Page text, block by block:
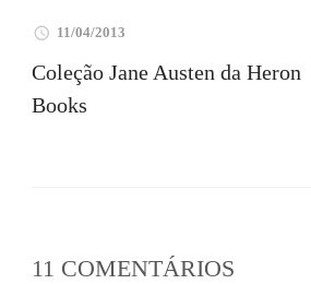
11/04/2013
Coleção Jane Austen da Heron
Books
11 COMENTÁRIOS